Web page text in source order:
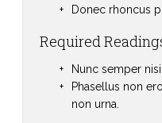
Donec rhoncus
Required
Nunc semper
Phasellus non
non urna.